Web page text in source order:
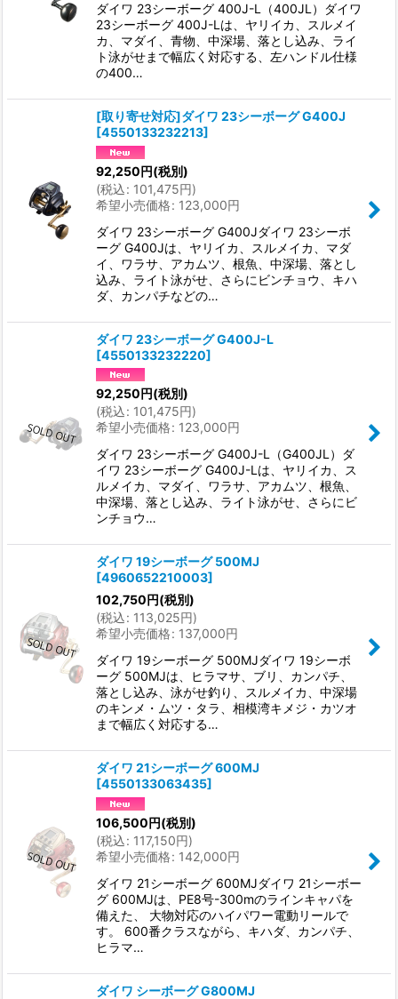
ダイワ 23シーボーグ 400J-L（400JL）ダイワ
23シーボーグ 400J-Lは、ヤリイカ、スルメイ
カ、マダイ、青物、中深場、落とし込み、ライ
ト泳がせまで幅広く対応する、左ハンドル仕様
の400…
[取り寄せ対応]ダイワ 23シーボーグ G400J
[4550133232213]
92,250円(税別)
(税込: 101,475円)
希望小売価格: 123,000円
ダイワ 23シーボーグ G400Jダイワ 23シーボ
ーグ G400Jは、ヤリイカ、スルメイカ、マダ
イ、ワラサ、アカムツ、根魚、中深場、落とし
込み、ライト泳がせ、さらにビンチョウ、キハ
ダ、カンパチなどの…
ダイワ 23シーボーグ G400J-L
[4550133232220]
92,250円(税別)
(税込: 101,475円)
希望小売価格: 123,000円
ダイワ 23シーボーグ G400J-L（G400JL）ダ
イワ 23シーボーグ G400J-Lは、ヤリイカ、ス
ルメイカ、マダイ、ワラサ、アカムツ、根魚、
中深場、落とし込み、ライト泳がせ、さらにビ
ンチョウ…
ダイワ 19シーボーグ 500MJ
[4960652210003]
102,750円(税別)
(税込: 113,025円)
希望小売価格: 137,000円
ダイワ 19シーボーグ 500MJダイワ 19シーボ
ーグ 500MJは、ヒラマサ、ブリ、カンパチ、
落とし込み、泳がせ釣り、スルメイカ、中深場
のキンメ・ムツ・タラ、相模湾キメジ・カツオ
まで幅広く対応する…
ダイワ 21シーボーグ 600MJ
[4550133063435]
106,500円(税別)
(税込: 117,150円)
希望小売価格: 142,000円
ダイワ 21シーボーグ 600MJダイワ 21シーボー
グ 600MJは、PE8号-300mのラインキャパを
備えた、 大物対応のハイパワー電動リールで
す。 600番クラスながら、キハダ、カンパチ、
ヒラマ…
ダイワ シーボーグ G800MJ